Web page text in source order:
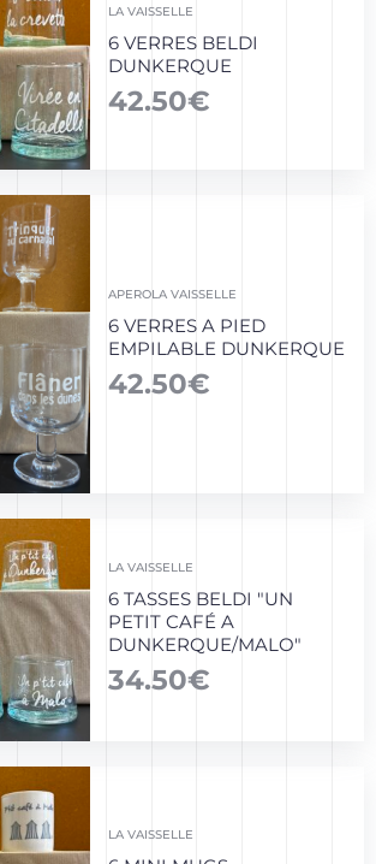
LA VAISSELLE
6 VERRES BELDI
DUNKERQUE
42.50€
APEROLA VAISSELLE
6 VERRES A PIED
EMPILABLE DUNKERQUE
42.50€
LA VAISSELLE
6 TASSES BELDI "UN
PETIT CAFÉ A
DUNKERQUE/MALO"
34.50€
LA VAISSELLE